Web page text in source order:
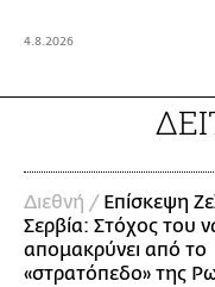
4.8.2026
Διεθνή / Επίσκεψη
Σερβία: Στόχος του
απομακρύνει από το
«στρατόπεδο» της